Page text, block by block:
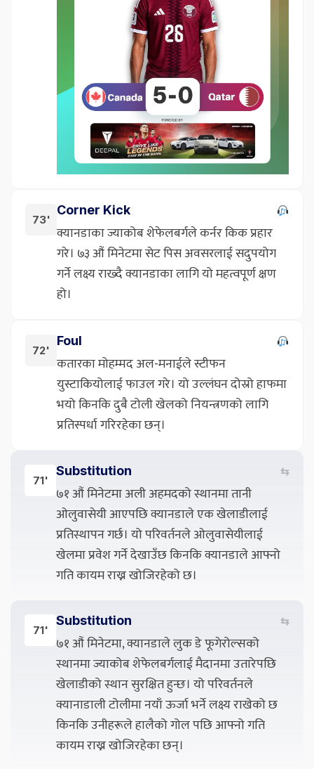
73'
Corner Kick
क्यानडाका ज्याकोब शेफेलबर्गले कर्नर किक प्रहार
गरे। ७३ औं मिनेटमा सेट पिस अवसरलाई सदुपयोग
गर्ने लक्ष्य राख्दै क्यानडाका लागि यो महत्वपूर्ण क्षण
हो।
72'
Foul
कतारका मोहम्मद अल-मनाईले स्टीफन
युस्टाकियोलाई फाउल गरे। यो उल्लंघन दोस्रो हाफमा
भयो किनकि दुबै टोली खेलको नियन्त्रणको लागि
प्रतिस्पर्धा गरिरहेका छन्।
71'
Substitution ⇆
७१ औं मिनेटमा अली अहमदको स्थानमा तानी
ओलुवासेयी आएपछि क्यानडाले एक खेलाडीलाई
प्रतिस्थापन गर्छ। यो परिवर्तनले ओलुवासेयीलाई
खेलमा प्रवेश गर्ने देखाउँछ किनकि क्यानडाले आफ्नो
गति कायम राख्न खोजिरहेको छ।
71'
Substitution ⇆
७१ औं मिनेटमा, क्यानडाले लुक डे फूगेरोल्सको
स्थानमा ज्याकोब शेफेलबर्गलाई मैदानमा उतारेपछि
खेलाडीको स्थान सुरक्षित हुन्छ। यो परिवर्तनले
क्यानाडाली टोलीमा नयाँ ऊर्जा भर्ने लक्ष्य राखेको छ
किनकि उनीहरूले हालैको गोल पछि आफ्नो गति
कायम राख्न खोजिरहेका छन्।